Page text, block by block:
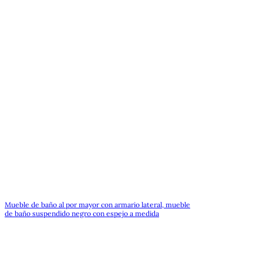
Mueble de baño al por mayor con armario lateral, mueble
de baño suspendido negro con espejo a medida